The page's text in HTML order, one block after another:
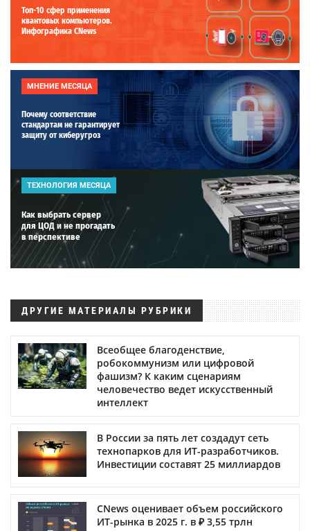
Топ-10 сфер применения
квантовых компьютеров.
Инфографика CNews
МНЕНИЕ МЕСЯЦА
Почему соответствие
стандартам не гарантирует
защиту от киберугроз
ТЕХНОЛОГИЯ МЕСЯЦА
Как выбрать сервер
для ЦОД и не прогадать
в перспективе
ДРУГИЕ МАТЕРИАЛЫ РУБРИКИ
Всеобщее благоденствие,
робокоммунизм или цифровой
фашизм? К каким сценариям
человечество ведет искусственный
интеллект
В России за пять лет создадут сеть
технопарков для ИТ-разработчиков.
Инвестиции составят 25 миллиардов
CNews оценивает объем российского
ИТ-рынка в 2025 г. в ₽ 3,55 трлн